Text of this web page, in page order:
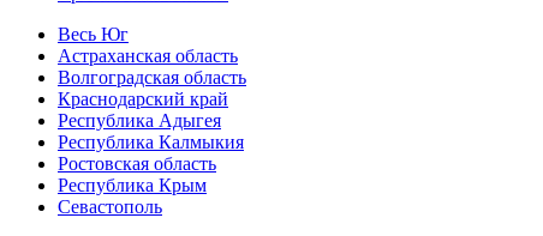
Весь Юг
Астраханская область
Волгоградская область
Краснодарский край
Республика Адыгея
Республика Калмыкия
Ростовская область
Республика Крым
Севастополь